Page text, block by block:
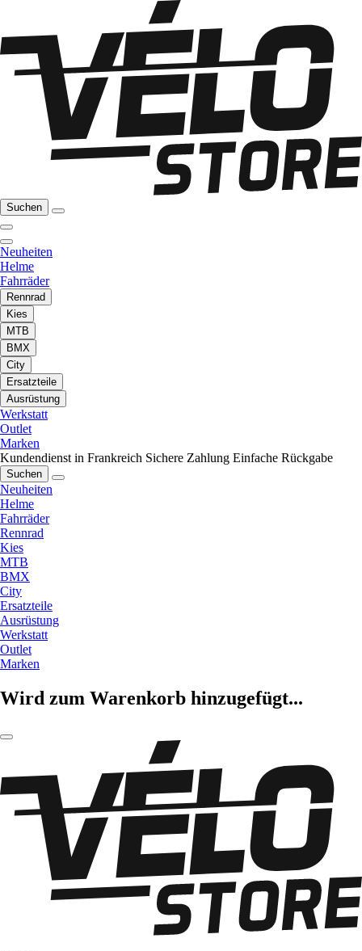
Suchen
Neuheiten
Helme
Fahrräder
Rennrad
Kies
MTB
BMX
City
Ersatzteile
Ausrüstung
Werkstatt
Outlet
Marken
Kundendienst in Frankreich Sichere Zahlung Einfache Rückgabe
Suchen
Neuheiten
Helme
Fahrräder
Rennrad
Kies
MTB
BMX
City
Ersatzteile
Ausrüstung
Werkstatt
Outlet
Marken
Wird zum Warenkorb hinzugefügt...